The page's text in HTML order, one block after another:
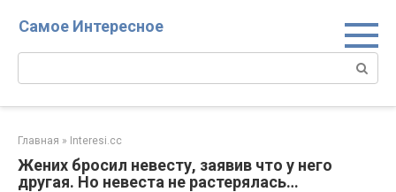
Самое Интересное
Поиск:
Главная » Interesi.cc
Жених бросил невесту, заявив что у него
другая. Но невеста не растерялась…